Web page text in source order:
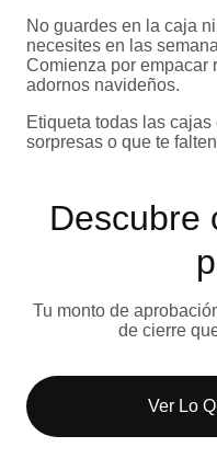
No guardes en la caja
necesites en las
Comienza por empacar
adornos navideños.
Etiqueta todas las
sorpresas o que te
Descubre
Tu monto de
de cierre
Ver Lo